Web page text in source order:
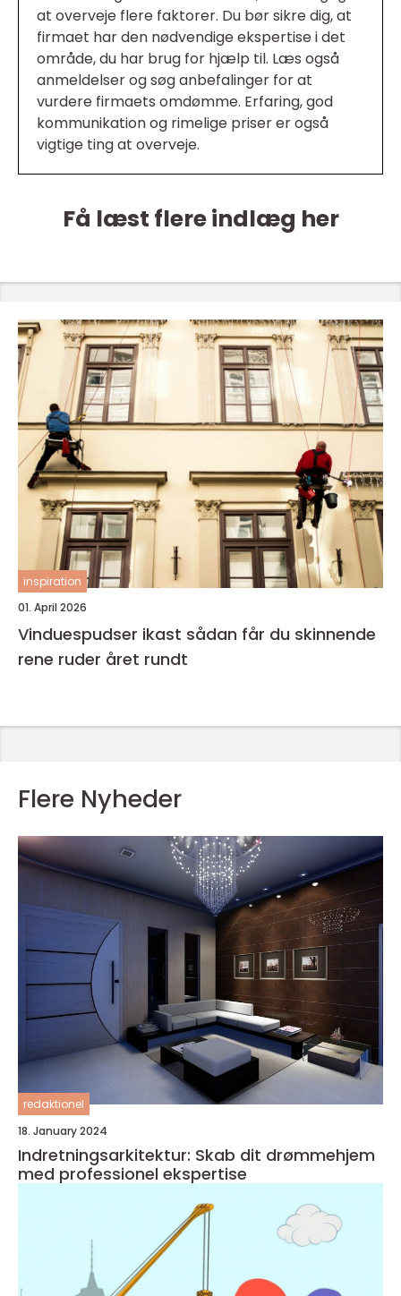
at overveje flere faktorer. Du bør sikre dig, at
firmaet har den nødvendige ekspertise i det
område, du har brug for hjælp til. Læs også
anmeldelser og søg anbefalinger for at
vurdere firmaets omdømme. Erfaring, god
kommunikation og rimelige priser er også
vigtige ting at overveje.
Få læst flere indlæg her
inspiration
01. April 2026
Vinduespudser ikast sådan får du skinnende
rene ruder året rundt
Flere Nyheder
redaktionel
18. January 2024
Indretningsarkitektur: Skab dit drømmehjem
med professionel ekspertise